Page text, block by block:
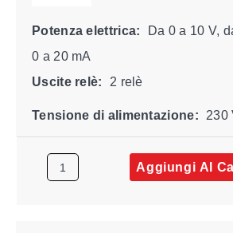
Potenza elettrica:
Da 0 a 10 V,
0 a 20 mA
Uscite relè:
2 relè
Tensione di alimentazione: 230
Aggiungi Al